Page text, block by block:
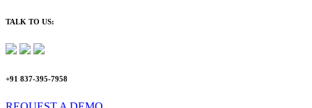
TALK TO US:
+91 837-395-7958